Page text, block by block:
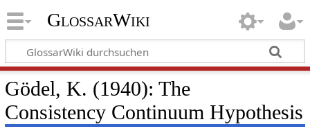
GlossarWiki
Gödel, K. (1940): The
Consistency Continuum Hypothesis